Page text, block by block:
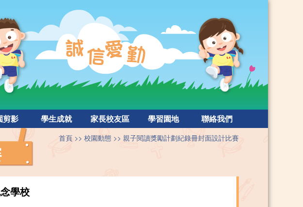
剪影 學生成就 家長校友區 學習園地 聯絡我們
首頁 校園動態 親子閱讀獎勵計劃紀錄冊封面設計比賽
學校